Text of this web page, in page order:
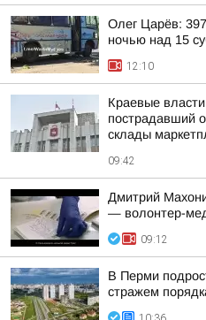
Олег Царёв:
ночью над 15
12:10
Краевые
пострадавший
склады
09:42
Дмитрий
— волонтер-
09:12
В Перми
стражем